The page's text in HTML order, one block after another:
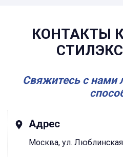
КОНТАКТЫ
Свяжитесь с
Адрес
Москва, ул.